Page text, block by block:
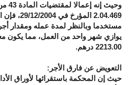
2.04.469
مستخدما وبالنظر لمدة عمله ومقدار
2213.00 درهم.
التعويض عن فارق الأجر:
حيث إن المحكمة باستقرائها لأوراق